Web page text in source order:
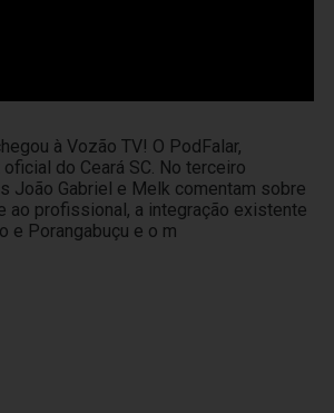
à Vozão TV! O PodFalar,
do Ceará SC. No terceiro
João Gabriel e Melk comentam sobre
ao profissional, a integração existente
e Porangabuçu e o m